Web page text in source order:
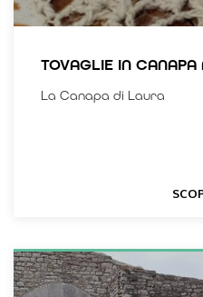
TOVAGLIE IN CANAPA
La Canapa di Laura